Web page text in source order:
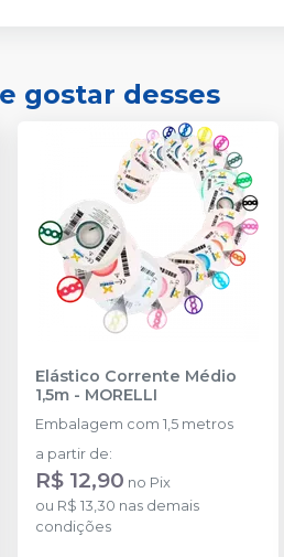
gostar desses
Elástico Corrente Médio
1,5m - MORELLI
Embalagem com 1,5 metros
a partir de:
R$ 12,90 no Pix
ou R$ 13,30 nas demais
condições